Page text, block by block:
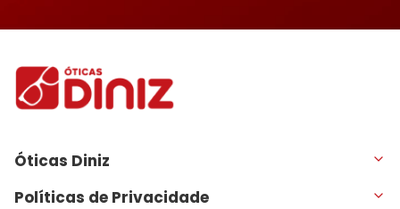
Óticas Diniz
Políticas de Privacidade